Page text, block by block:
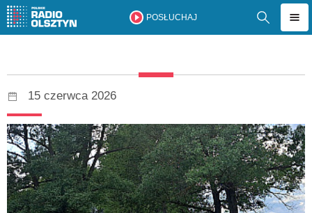
POSŁUCHAJ
15 czerwca 2026